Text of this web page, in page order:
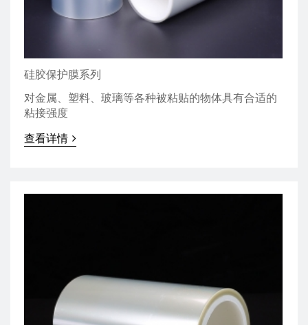
硅胶保护膜系列
对金属、塑料、玻璃等各种被粘贴的物体具有合适的
粘接强度
查看详情